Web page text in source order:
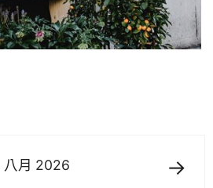
八月 2026